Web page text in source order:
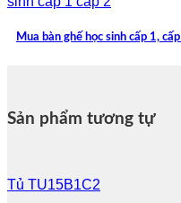
Mua bàn ghế học sinh cấp 1,
Sản phẩm tương tự
Tủ TU15B1C2